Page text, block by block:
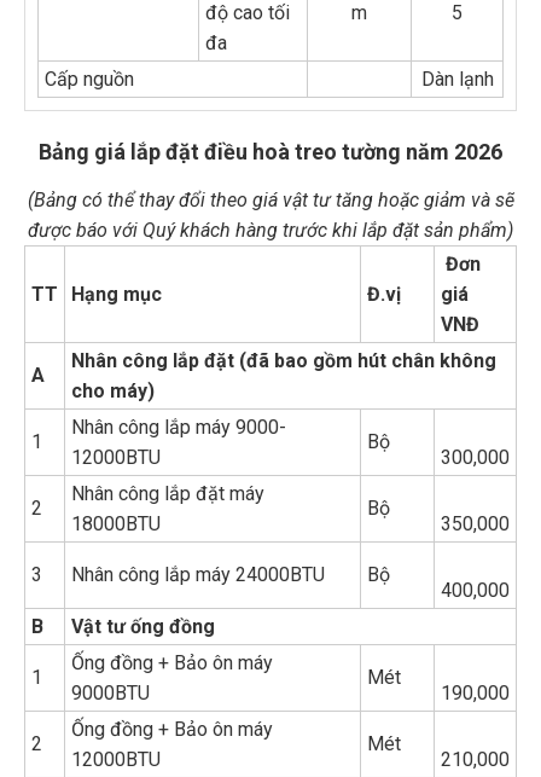
độ cao tối
đa
m 5
Cấp nguồn Dàn lạnh
Bảng giá lắp đặt điều hoà treo tường năm 2026
(Bảng có thể thay đổi theo giá vật tư tăng hoặc giảm và sẽ
được báo với Quý khách hàng trước khi lắp đặt sản phẩm)
TT Hạng mục Đ.vị
Đơn
giá
VNĐ
A
Nhân công lắp đặt (đã bao gồm hút chân không
cho máy)
1
Nhân công lắp máy 9000-
12000BTU
Bộ
300,000
2
Nhân công lắp đặt máy
18000BTU
Bộ
350,000
3 Nhân công lắp máy 24000BTU Bộ
400,000
B
Vật tư ống đồng
1
Ống đồng + Bảo ôn máy
9000BTU
Mét
190,000
2
Ống đồng + Bảo ôn máy
12000BTU
Mét
210,000